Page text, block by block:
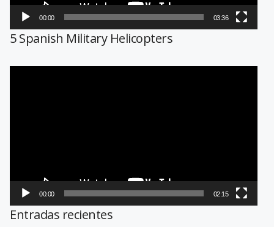
00:00 03:36
5 Spanish Military Helicopters
00:00 02:15
Entradas recientes